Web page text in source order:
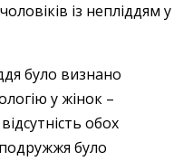
із непліддям у
було визнано
у жінок –
обох
було